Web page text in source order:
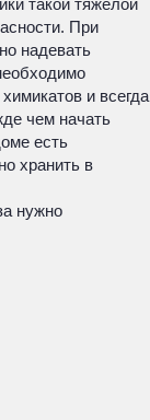
такой тяжелой
При
надевать
и всегда
чем начать
есть
хранить в
нужно